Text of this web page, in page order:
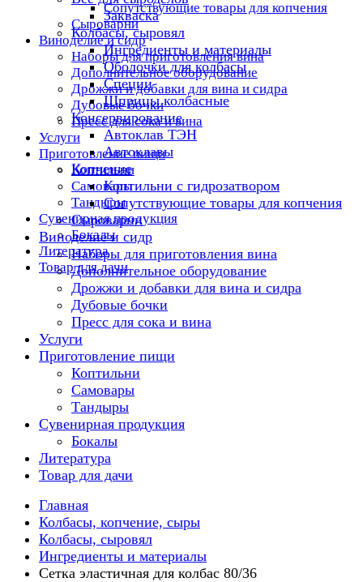
Сопутствующие товары для копчения
Сыроварни
Виноделие и сидр
Наборы для приготовления вина
Дополнительное оборудование
Дрожжи и добавки для вина и сидра
Дубовые бочки
Пресс для сока и вина
Услуги
Приготовление пищи
Коптильни
Самовары
Тандыры
Сувенирная продукция
Бокалы
Литература
Товар для дачи
Закваска
Колбасы, сыровял
Ингредиенты и материалы
Оболочки для колбасы
Специи
Шприцы колбасные
Консервирование
Автоклав ТЭН
Автоклавы
Копчение
Коптильни с гидрозатвором
Сопутствующие товары для копчения
Сыроварни
Виноделие и сидр
Наборы для приготовления вина
Дополнительное оборудование
Дрожжи и добавки для вина и сидра
Дубовые бочки
Пресс для сока и вина
Услуги
Приготовление пищи
Коптильни
Самовары
Тандыры
Сувенирная продукция
Бокалы
Литература
Товар для дачи
Главная
Колбасы, копчение, сыры
Колбасы, сыровял
Ингредиенты и материалы
Сетка эластичная для колбас 80/36